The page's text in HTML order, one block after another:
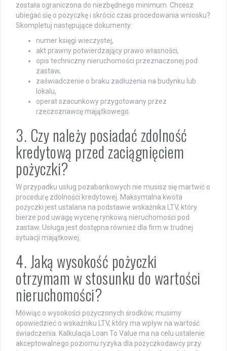
została ograniczona do niezbędnego minimum. Chcesz
ubiegać się o pożyczkę i skrócić czas procedowania wniosku?
Skompletuj następujące dokumenty:
numer księgi wieczystej,
akt prawny potwierdzający prawo własności,
opis techniczny nieruchomości przeznaczonej pod
zastaw,
zaświadczenie o braku zadłużenia na budynku lub
lokalu,
operat szacunkowy przygotowany przez
rzeczoznawcę majątkowego.
3. Czy należy posiadać zdolność
kredytową przed zaciągnięciem
pożyczki?
W przypadku usług pozabankowych nie musisz się martwić o
procedurę zdolności kredytowej. Maksymalna kwota
pożyczki jest ustalana na podstawie wskaźnika LTV, który
bierze pod uwagę wycenę rynkową nieruchomości pod
zastaw. Usługa jest dostępna również dla firm w trudnej
sytuacji majątkowej.
4. Jaką wysokość pożyczki
otrzymam w stosunku do wartości
nieruchomości?
Mówiąc o wysokości pożyczonych środków, musimy
opowiedzieć o wskaźniku LTV, który ma wpływ na wartość
świadczenia. Kalkulacja Loan To Value ma na celu ustalenie
akceptowalnego poziomu ryzyka dla pożyczkodawcy przy